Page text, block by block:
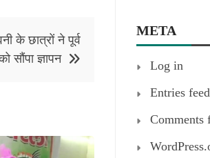
के छात्रों ने पूर्व
सौंपा ज्ञापन
META
Log in
Entries feed
Comments